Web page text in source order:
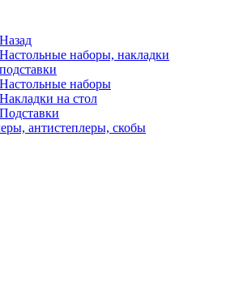
Назад
Настольные наборы, накладки
подставки
Настольные наборы
Накладки на стол
Подставки
антистеплеры, скобы